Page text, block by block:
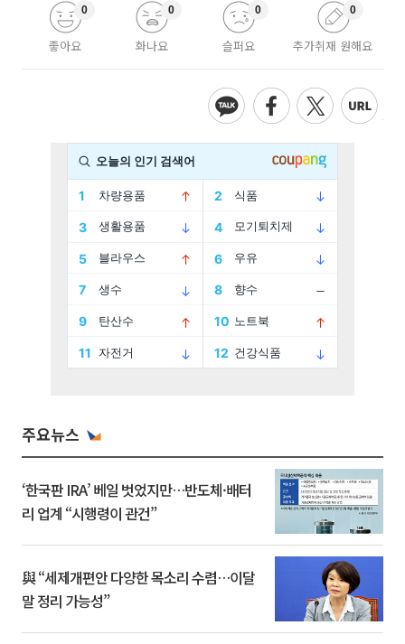
좋아요
0
화나요
0
슬퍼요
0
추가취재 원해요
0
주요뉴스
‘한국판 IRA’ 베일 벗었지만…반도체·배터
리 업계 “시행령이 관건”
與 “세제개편안 다양한 목소리 수렴…이달
말 정리 가능성”